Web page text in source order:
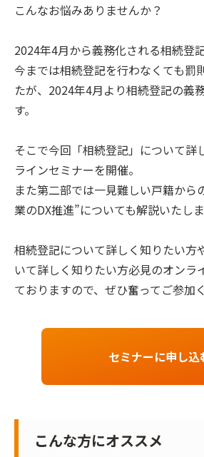
こんなお悩みありませんか？
2024年4月から義務化される相続登記
今までは相続登記を行わなくても罰
たが、2024年4月より相続登記の義
す。
そこで今回「相続登記」について詳
ラインセミナーを開催。
また第二部では一見難しい戸籍から
業のDX推進”についても解説いたしま
相続登記について詳しく知りたい方
いて詳しく知りたい方必見のオンラ
ておりますので、ぜひ奮ってご参加
セミナーに申し込
こんな方にオススメ